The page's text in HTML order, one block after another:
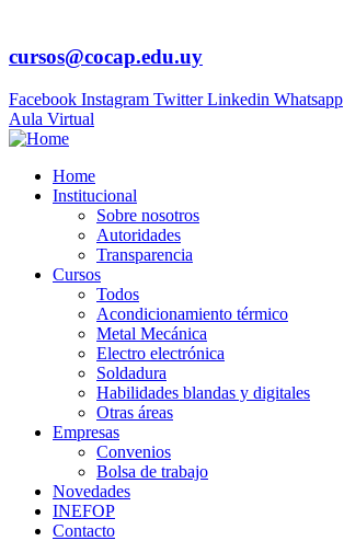
cursos@cocap.edu.uy
Facebook Instagram Twitter Linkedin Whatsapp
Aula Virtual
Home
Institucional
Sobre nosotros
Autoridades
Transparencia
Cursos
Todos
Acondicionamiento térmico
Metal Mecánica
Electro electrónica
Soldadura
Habilidades blandas y digitales
Otras áreas
Empresas
Convenios
Bolsa de trabajo
Novedades
INEFOP
Contacto